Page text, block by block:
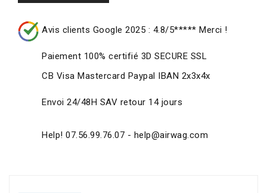
Avis clients Google 2025 : 4.8/5***** Merci !
Paiement 100% certifié 3D SECURE SSL
CB Visa Mastercard Paypal IBAN 2x3x4x
Envoi 24/48H SAV retour 14 jours
Help! 07.56.99.76.07 - help@airwag.com